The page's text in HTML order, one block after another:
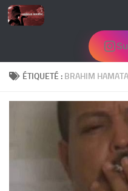
Skip to content
ÉTIQUETÉ : BRAHIM HAMATA